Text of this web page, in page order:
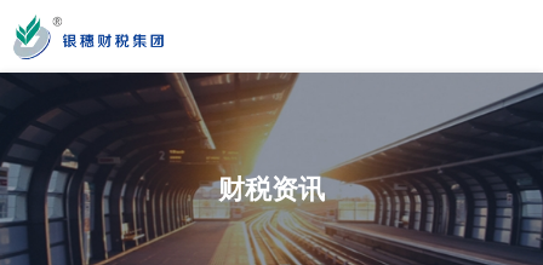
您好！新疆银穗财税服务集团股份有限公司官方网站！
营业时间
MON-SAT 10：00-19：00
财税资讯